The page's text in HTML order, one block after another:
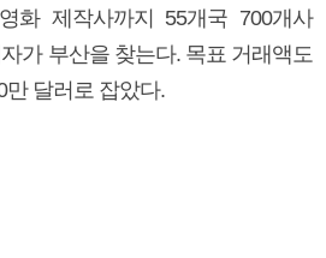
화 제작사까지 55개국 700개사
가 부산을 찾는다. 목표 거래액도
만 달러로 잡았다.